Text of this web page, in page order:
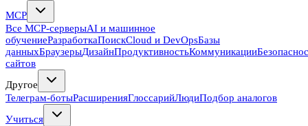
MCP
Все MCP-серверыAI и машинное
обучениеРазработкаПоискCloud и DevOpsБазы
данныхБраузерыДизайнПродуктивностьКоммуникации
сайтов
Другое
Телеграм-ботыРасширенияГлоссарийЛюдиПодбор аналогов
Учиться